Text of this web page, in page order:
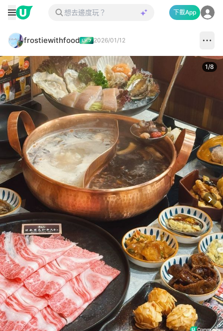
下載App
frostiewithfood 2026/01/12
1/8